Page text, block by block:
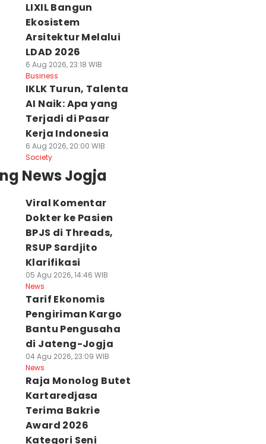
LIXIL Bangun
Ekosistem
Arsitektur Melalui
LDAD 2026
6 Aug 2026, 23:18 WIB
Business
IKLK Turun, Talenta
AI Naik: Apa yang
Terjadi di Pasar
Kerja Indonesia
6 Aug 2026, 20:00 WIB
Society
News Jogja
Viral Komentar
Dokter ke Pasien
BPJS di Threads,
RSUP Sardjito
Klarifikasi
05 Agu 2026, 14:46 WIB
News
Tarif Ekonomis
Pengiriman Kargo
Bantu Pengusaha
di Jateng-Jogja
04 Agu 2026, 23:09 WIB
News
Raja Monolog Butet
Kartaredjasa
Terima Bakrie
Award 2026
Kategori Seni